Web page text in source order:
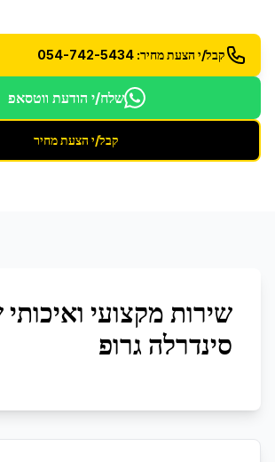
קבל/י הצעת מחיר: 054-742-5434
שלח/י הודעת ווטסאפ
קבל/י הצעת מחיר
שירות מקצועי
סינדרלה גרופ